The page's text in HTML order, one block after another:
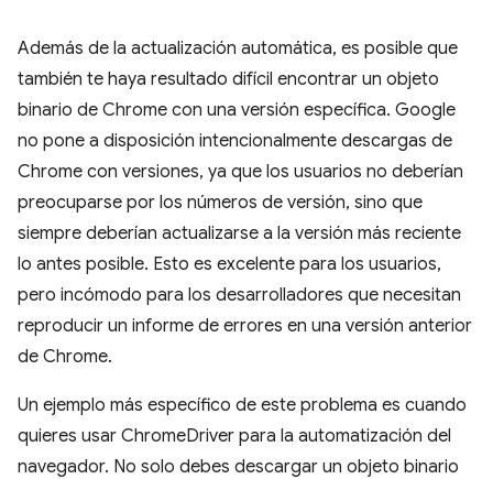
Además de la actualización automática, es posible que
también te haya resultado difícil encontrar un objeto
binario de Chrome con una versión específica. Google
no pone a disposición intencionalmente descargas de
Chrome con versiones, ya que los usuarios no deberían
preocuparse por los números de versión, sino que
siempre deberían actualizarse a la versión más reciente
lo antes posible. Esto es excelente para los usuarios,
pero incómodo para los desarrolladores que necesitan
reproducir un informe de errores en una versión anterior
de Chrome.
Un ejemplo más específico de este problema es cuando
quieres usar ChromeDriver para la automatización del
navegador. No solo debes descargar un objeto binario